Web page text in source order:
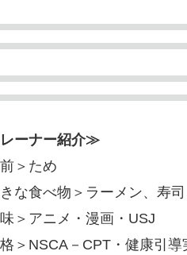
ーナー紹介≫
＞ため
な食べ物＞ラーメン、寿
＞アニメ・漫画・USJ
＞NSCA－CPT・健康引